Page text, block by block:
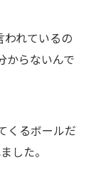
われているの
からないんで
くるボールだ
した。